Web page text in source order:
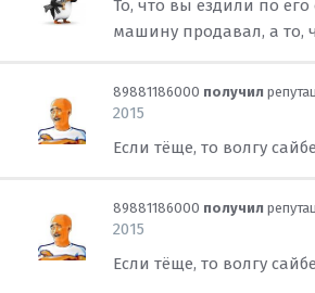
То, что вы ездили по
машину продавал, а то,
89881186000 получил
2015
Если тёще, то волгу
89881186000 получил
2015
Если тёще, то волгу